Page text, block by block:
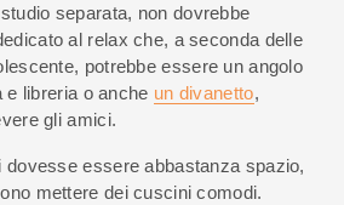
separata, non dovrebbe
al relax che, a seconda delle
potrebbe essere un angolo
e libreria o anche un divanetto,
gli amici.
dovesse essere abbastanza spazio,
mettere dei cuscini comodi.